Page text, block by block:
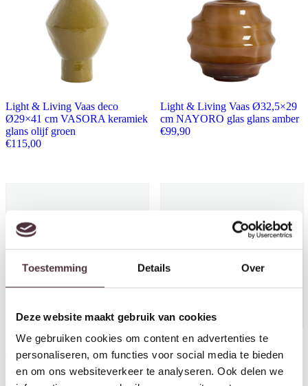
Toestemming Details Over
Deze website maakt gebruik van cookies
We gebruiken cookies om content en advertenties te
personaliseren, om functies voor social media te bieden
en om ons websiteverkeer te analyseren. Ook delen we
Light & Living Vaas deco
Ø29×41 cm VASORA keramiek
glans olijf groen
€115,00
Light & Living Vaas Ø32,5×29
cm NAYORO glas glans amber
€99,90
Light & Living Vaas deco
Ø34,5×33 cm JANCO keramiek
glans beige
163,00
Light & Living Vaas deco
Ø28,5×25,5 cm JANCO
keramiek glans beige